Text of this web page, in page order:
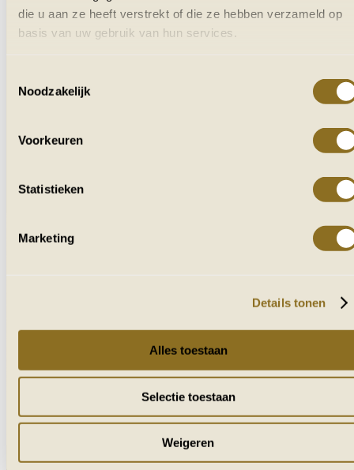
die u aan ze heeft verstrekt of die ze hebben verzameld op
basis van uw gebruik van hun services.
Noodzakelijk
Voorkeuren
Statistieken
Marketing
Details tonen
Alles toestaan
Selectie toestaan
Weigeren
NowNow is aangesloten bij VZR Garant